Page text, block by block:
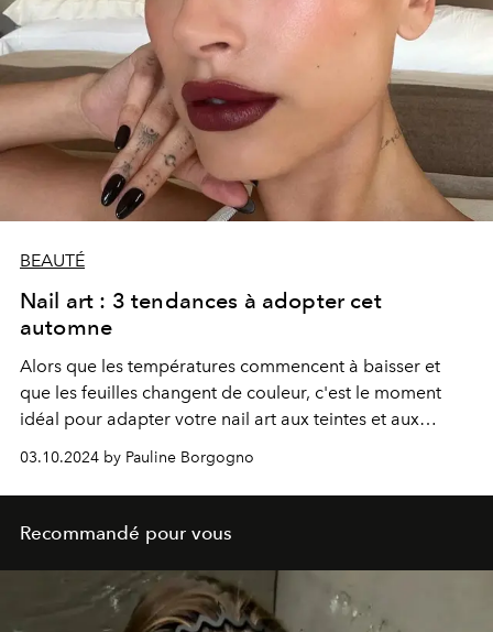
BEAUTÉ
Nail art : 3 tendances à adopter cet
automne
Alors que les températures commencent à baisser et
que les feuilles changent de couleur, c'est le moment
idéal pour adapter votre nail art aux teintes et aux
ambiances automnales.
03.10.2024 by Pauline Borgogno
Recommandé pour vous